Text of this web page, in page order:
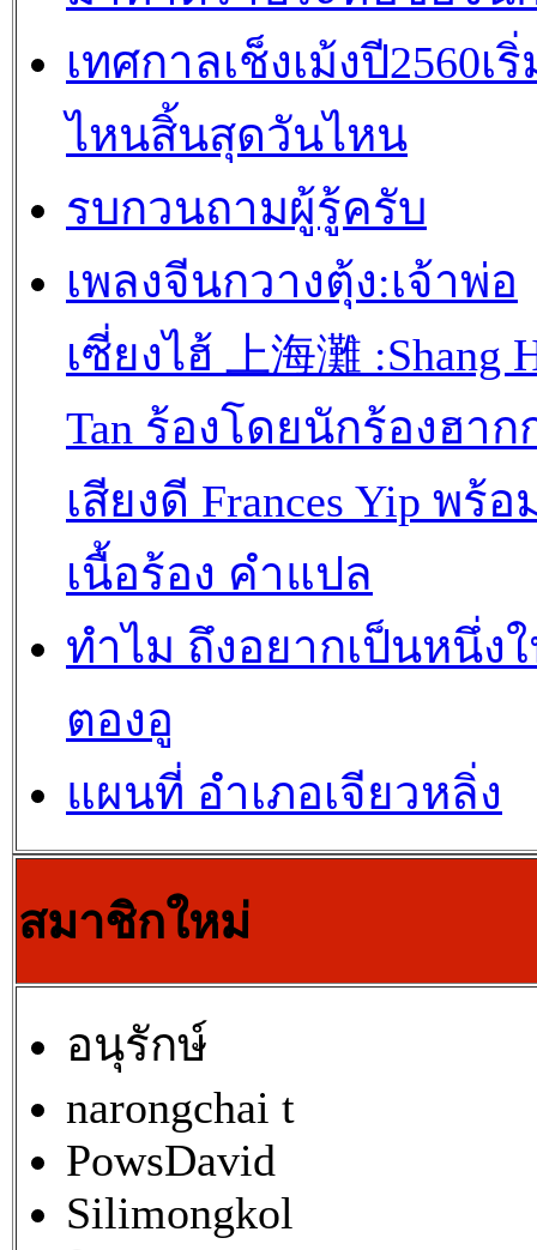
เทศกาลเช็งเม้งปี2560เ
ไหนสิ้นสุดวันไหน
รบกวนถามผู้รู้ครับ
เพลงจีนกวางตุ้ง:เจ้าพ่อ
เซี่ยงไฮ้ 上海灘 :Shang
Tan ร้องโดยนักร้องฮาก
เสียงดี Frances Yip พร้อ
เนื้อร้อง คำแปล
ทำไม ถึงอยากเป็นหนึ่ง
ตองอู
แผนที่ อำเภอเจียวหลิ่ง
สมาชิกใหม่
อนุรักษ์
narongchai t
PowsDavid
Silimongkol